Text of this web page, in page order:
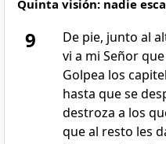
Quinta visión: nadie
9
De pie, junto al
vi a mi Señor
Golpea los
hasta que se
destroza a los
que al resto les